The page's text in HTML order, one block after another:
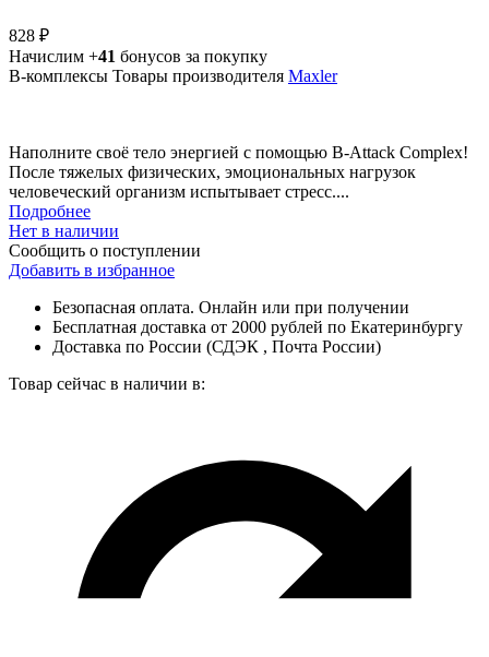
828 ₽
Начислим +41 бонусов за покупку
B-комплексы Товары производителя Maxler
Наполните своё тело энергией с помощью B-Attack Complex!
После тяжелых физических, эмоциональных нагрузок
человеческий организм испытывает стресс....
Подробнее
Нет в наличии
Сообщить о поступлении
Добавить в избранное
Безопасная оплата. Онлайн или при получении
Бесплатная доставка от 2000 рублей по Екатеринбургу
Доставка по России (СДЭК , Почта России)
Товар сейчас в наличии в: